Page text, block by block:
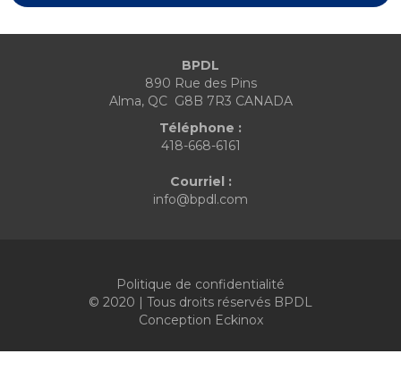
BPDL
890 Rue des Pins
Alma, QC G8B 7R3 CANADA
Téléphone :
418-668-6161
Courriel :
info@bpdl.com
Politique de confidentialité
© 2020 | Tous droits réservés BPDL
Conception Eckinox